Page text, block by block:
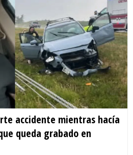
accidente mientras hacía
queda grabado en